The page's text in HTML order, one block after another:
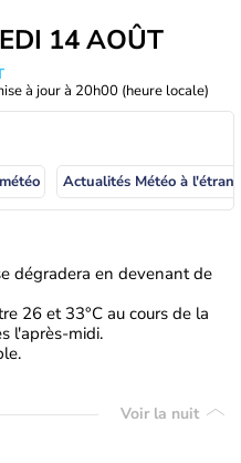
14 AOÛT
à jour à 20h00 (heure locale)
dégradera en devenant de
26 et 33°C au cours de la
l'après-midi.
Voir la nuit